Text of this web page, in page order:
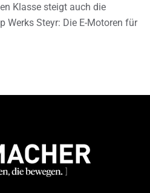
Klasse steigt auch die
Werks Steyr: Die E-Motoren für